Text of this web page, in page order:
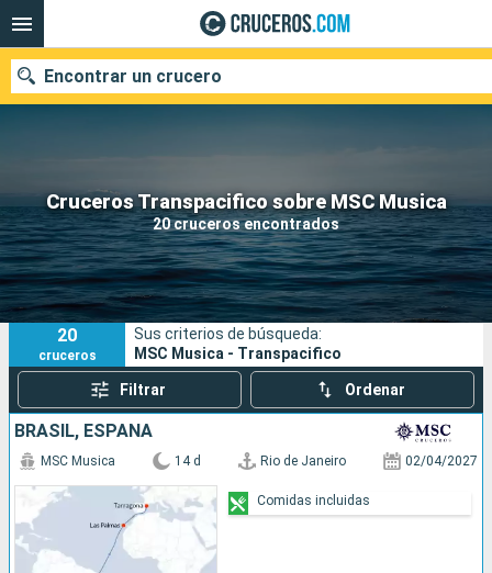
Cruceros Transpacifico sobre MSC Musica
20 cruceros encontrados
Encontrar un crucero
Nuestros destinos
Fecha de salida
Puertos Compañías
Buscar
20
cruceros
Sus criterios de búsqueda:
MSC Musica - Transpacifico
Filtrar Ordenar
BRASIL, ESPAÑA
MSC Musica 14 d Rio de Janeiro 02/04/2027
Comidas incluidas